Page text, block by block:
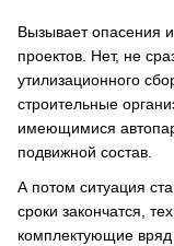
Вызывает опасения
проектов. Нет, не
утилизационного
строительные
имеющимися
подвижной состав.
А потом ситуация
сроки закончатся,
комплектующие